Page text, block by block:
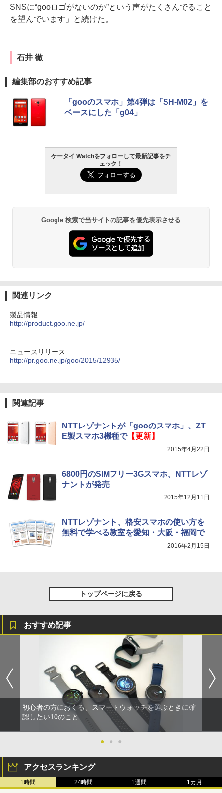
SNSに“gooロゴがないのか”という声がたくさんでること
を望んでいます」と続けた。
石井 徹
編集部のおすすめ記事
「gooのスマホ」第4弾は「SH-M02」を
ベースにした「g04」
ケータイ Watchをフォローして最新記事をチ
ェック！
Google 検索で当サイトの記事を優先表示させる
関連リンク
製品情報
http://product.goo.ne.jp/
ニュースリリース
http://pr.goo.ne.jp/goo/2015/12935/
関連記事
NTTレゾナントが「gooのスマホ」、ZT
E製スマホ3機種で【更新】
2015年4月22日
6800円のSIMフリー3Gスマホ、NTTレゾ
ナントが発売
2015年12月11日
NTTレゾナント、格安スマホの使い方を
無料で学べる教室を愛知・大阪・福岡で
2016年2月15日
トップページに戻る
おすすめ記事
初心者の方におくる、スマートウォッチを選ぶときに確
認したい10のこと
● ● ●
アクセスランキング
1時間 24時間 1週間 1カ月